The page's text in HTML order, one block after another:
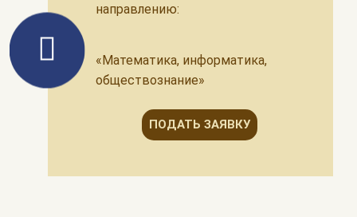
направлению:
«Математика, информатика,
обществознание»
ПОДАТЬ ЗАЯВКУ